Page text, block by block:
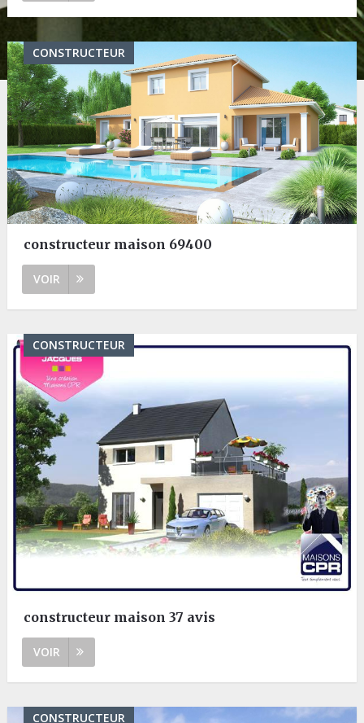
CONSTRUCTEUR
constructeur maison 69400
VOIR
CONSTRUCTEUR
constructeur maison 37 avis
VOIR
CONSTRUCTEUR